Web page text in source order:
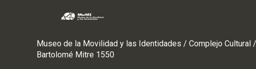
Museo de la Movilidad y las Identidades / Complejo Cultural
Bartolomé Mitre 1550